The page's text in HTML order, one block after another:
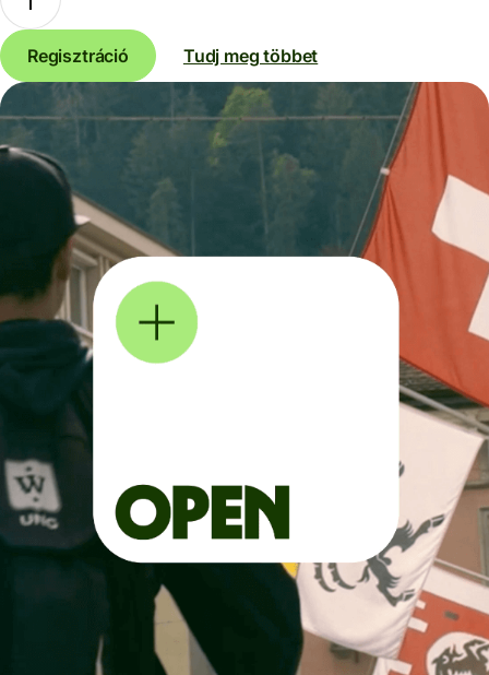
Regisztráció Tudj meg többet